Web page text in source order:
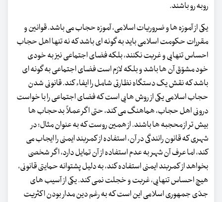
روبه رو باشند.
یکی از آموزه ها و ضروریات اسلامی، آموزه حجاب می باشد. قوانین و
مقررات حکومت اسلامی باید به گونه ای باشد که نه تنها اهل حجاب
احساس تنهایی و غربت نکنند، بلکه فضای اجتماعی نیز به خودی
خود مشوّق آن ها باشد و بلکه لازم است فضای اجتماعی به گونه ای
باشد که نقش یک دستگاه نظارتی شامل را ایفاء کند. قانونی شدن
حجاب اسلامی یکی از روش هایی است که فضای اجتماعی را با خواست
درونی اهل حجاب، هماهنگ می کند، حتی اگر عملاً بدحجاب ها
بیش تر از محجبه ها باشند. از همین روست که به عنوان مثال؛ در
شهری که قانون رانندگی در آن، استفاده از کمربند ایمنی را ایجاب می
کند، اما عرف آن شهر به عدم استفاده از آن تمایل دارد، اگر شخصی
بخواهد از کمربند ایمنی استفاده کند، به دلیل پشتوانه حمایتی قانونی،
هیچ احساس تنهایی، غربت و خجلت نمی کند. یکی از آسیب های
جدّی جمهوری اسلامی این است که به رغم دین مدار بودن اکثریت